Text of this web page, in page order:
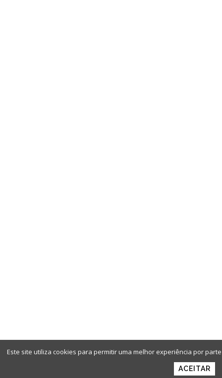
Este site utiliza cookies para permitir uma melhor experiência por
ACEITAR